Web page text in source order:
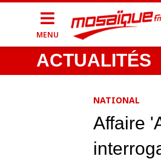
MENU
ACTUALITÉS
grêle et vents violents
NATIONAL
Affaire